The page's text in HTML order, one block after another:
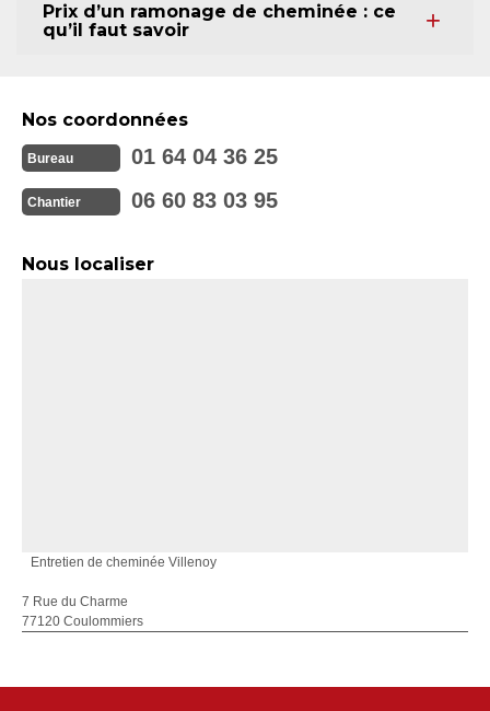
Prix d’un ramonage de cheminée : ce
qu’il faut savoir
Nos coordonnées
Bureau 01 64 04 36 25
Chantier 06 60 83 03 95
Nous localiser
Entretien de cheminée Villenoy
7 Rue du Charme
77120 Coulommiers